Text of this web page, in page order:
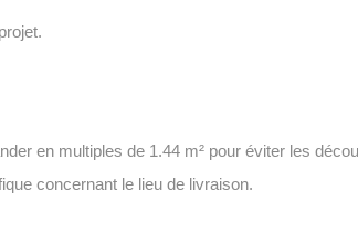
en multiples de 1.44 m² pour éviter les
concernant le lieu de livraison.